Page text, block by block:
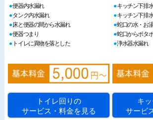
便器内水漏れ
タンク内水漏れ
床と便器の間から水漏れ
便器つまり
トイレに異物を落とした
トイレ回りの
サービス・料金を見る
キッチン下排
キッチン下排
蛇口の水・お
蛇口からポタ
浄水器水漏れ
キ
サービ